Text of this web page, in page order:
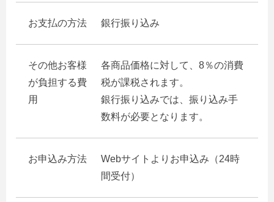
お支払の方法 銀行振り込み
その他お客様
が負担する費
用
各商品価格に対して、8％の消費
税が課税されます。
銀行振り込みでは、振り込み手
数料が必要となります。
お申込み方法
Webサイトよりお申込み（24時
間受付）